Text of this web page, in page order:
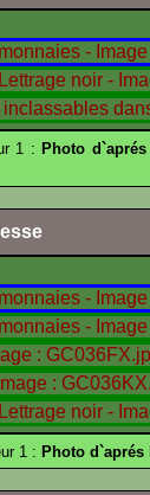
1 : Photo
1 : Photo d`aprés